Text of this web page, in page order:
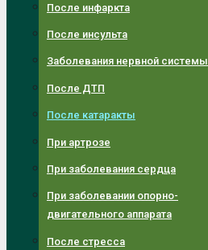
После инфаркта
После инсульта
Заболевания нервной системы
После ДТП
После катаракты
При артрозе
При заболевания сердца
При заболевании опорно-
двигательного аппарата
После стресса